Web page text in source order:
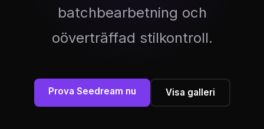
batchbearbetning och
oöverträffad stilkontroll.
Prova Seedream nu Visa galleri